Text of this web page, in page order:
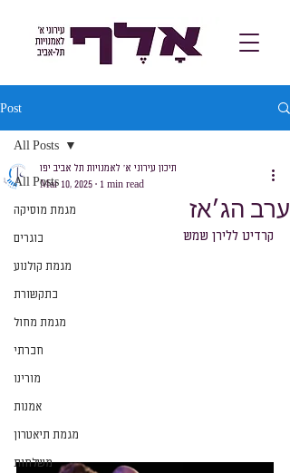
Post
All Posts
מגמת מוסיקה
בוגרים
מגמת קולנוע
בתקשורת
מגמת מחול
חברתי
מורינו
אמנות
מגמת תיאטרון
משלחות
All Posts
ערב הג׳אז
תיכון עירוני א׳ לאמנויות תל אביב יפו
Mar 10, 2025
1 min read
קרדיט ללירן שמש